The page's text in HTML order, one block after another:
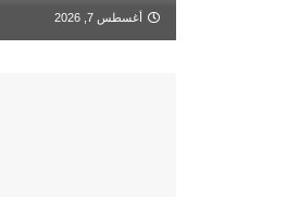
أغسطس 7, 2026